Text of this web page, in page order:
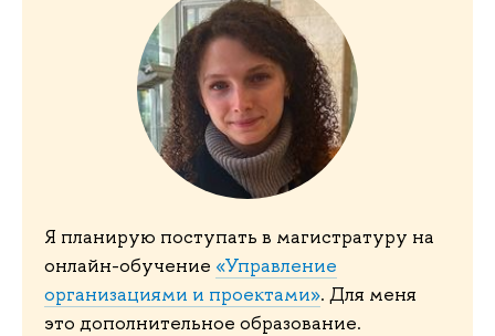
Я планирую поступать в магистратуру на
онлайн-обучение «Управление
организациями и проектами». Для меня
это дополнительное образование.